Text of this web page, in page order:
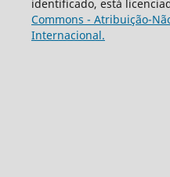
identificado, está
Commons - Atribuição-
Internacional.